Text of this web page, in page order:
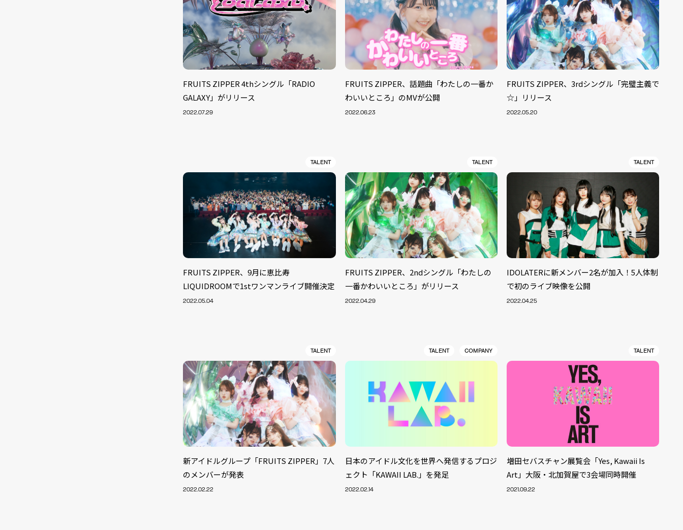
FRUITS ZIPPER 4thシングル「RADIO
GALAXY」がリリース
2022.07.29
FRUITS ZIPPER、話題曲「わたしの一番か
わいいところ」のMVが公開
2022.06.23
FRUITS ZIPPER、3rdシングル「完璧主義で
☆」リリース
2022.05.20
TALENT
FRUITS ZIPPER、9月に恵比寿
LIQUIDROOMで1stワンマンライブ開催決定
2022.05.04
TALENT
FRUITS ZIPPER、2ndシングル「わたしの
一番かわいいところ」がリリース
2022.04.29
TALENT
IDOLATERに新メンバー2名が加入！5人体制
で初のライブ映像を公開
2022.04.25
TALENT
新アイドルグループ「FRUITS ZIPPER」7人
のメンバーが発表
2022.02.22
TALENT COMPANY
日本のアイドル文化を世界へ発信するプロジ
ェクト「KAWAII LAB.」を発足
2022.02.14
TALENT
増田セバスチャン展覧会「Yes, Kawaii Is
Art」大阪・北加賀屋で3会場同時開催
2021.09.22